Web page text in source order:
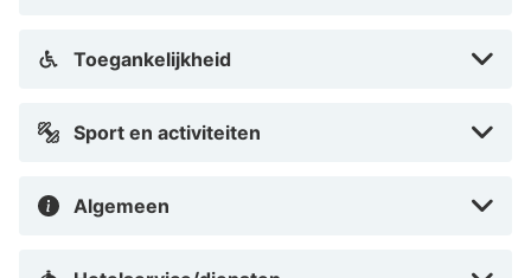
Toegankelijkheid
Sport en activiteiten
Algemeen